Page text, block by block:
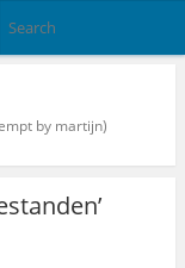
by martijn)